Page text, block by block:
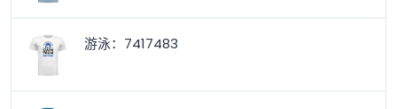
游泳：7417483